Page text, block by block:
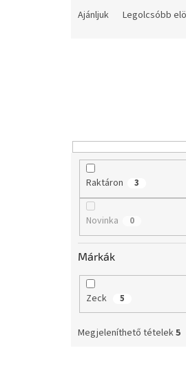
n
Ajánljuk Legolcsóbb
Raktáron 3
Novinka 0
Márkák
Zeck 5
Megjeleníthető tételek5